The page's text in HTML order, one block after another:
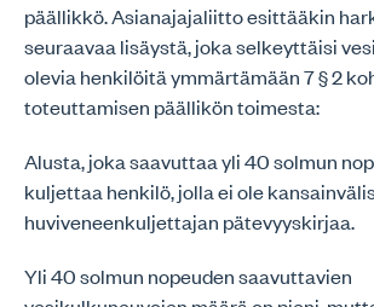
päällikkö. Asianajajaliitto esittääkin
seuraavaa lisäystä, joka selkeyttäisi
olevia henkilöitä ymmärtämään 7 § 2
toteuttamisen päällikön toimesta:
Alusta, joka saavuttaa yli 40 solmun
kuljettaa henkilö, jolla ei ole
huviveneenkuljettajan pätevyyskirjaa.
Yli 40 solmun nopeuden saavuttavien